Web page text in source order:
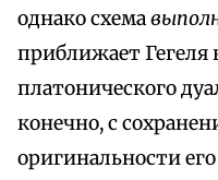
однако схема
приближает Гегеля
платонического
конечно, с
оригинальности